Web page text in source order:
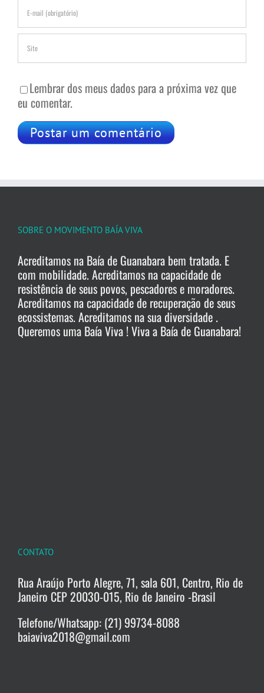
Lembrar dos meus dados para a próxima vez que
eu comentar.
SOBRE O MOVIMENTO BAÍA VIVA
Acreditamos na Baía de Guanabara bem tratada. E
com mobilidade. Acreditamos na capacidade de
resistência de seus povos, pescadores e moradores.
Acreditamos na capacidade de recuperação de seus
ecossistemas. Acreditamos na sua diversidade .
Queremos uma Baía Viva ! Viva a Baía de Guanabara!
CONTATO
Rua Araújo Porto Alegre, 71, sala 601, Centro, Rio de
Janeiro CEP 20030-015, Rio de Janeiro -Brasil
Telefone/Whatsapp: (21) 99734-8088
baiaviva2018@gmail.com